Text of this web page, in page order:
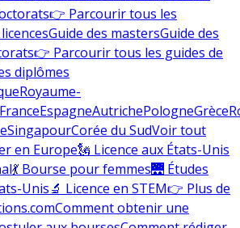
👉 Parcourir tous les
Guide des mastersGuide des
👉 Parcourir tous les guides de
diplômes
Royaume-
FranceEspagneAutrichePologneGrèce
SingapourCorée du SudVoir tout
en Europe🗽 Licence aux États-Unis
💃 Bourse pour femmes🌉 Études
Unis🔬 Licence en STEM👉 Plus de
Comment obtenir une